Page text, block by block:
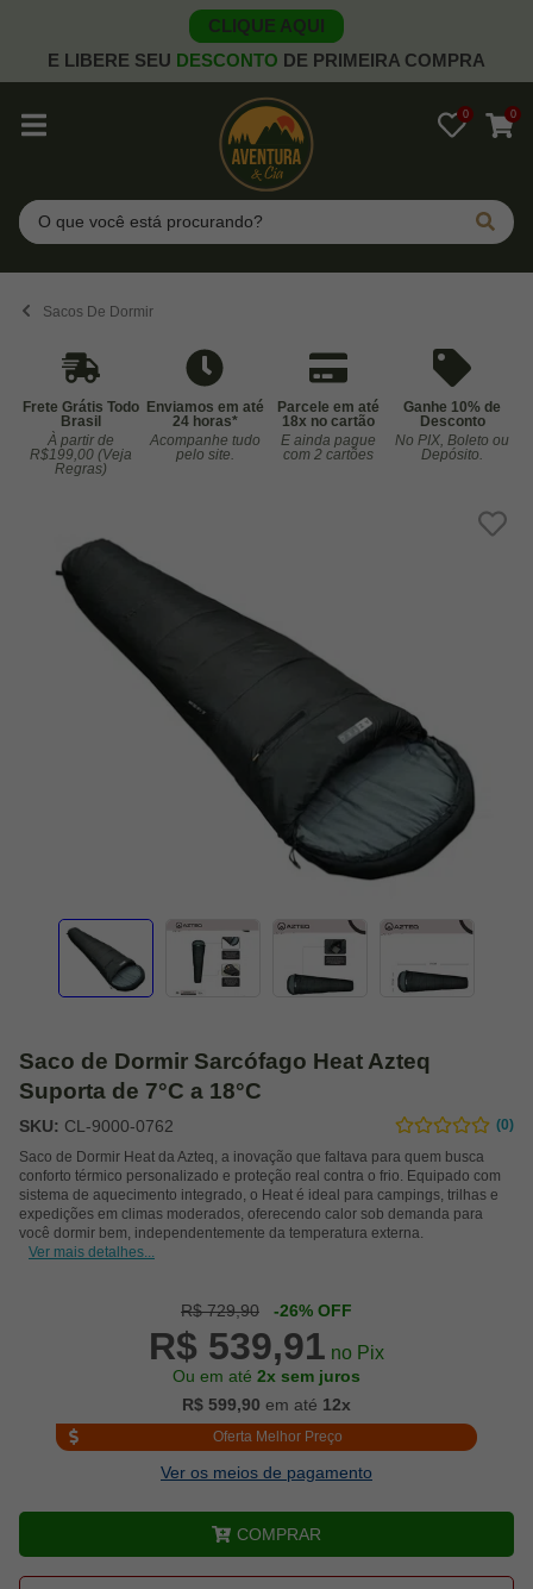
CLIQUE AQUI
E LIBERE SEU DESCONTO DE PRIMEIRA COMPRA
0 0
Pesquisar
Sacos De Dormir
Frete Grátis Todo
Brasil
À partir de
R$199,00 (Veja
Regras)
Enviamos em até
24 horas*
Acompanhe tudo
pelo site.
Parcele em até
18x no cartão
E ainda pague
com 2 cartões
Ganhe 10% de
Desconto
No PIX, Boleto ou
Depósito.
Saco de Dormir Sarcófago Heat Azteq
Suporta de 7°C a 18°C
SKU: CL-9000-0762
(0)
Saco de Dormir Heat da Azteq, a inovação que faltava para quem busca
conforto térmico personalizado e proteção real contra o frio. Equipado com
sistema de aquecimento integrado, o Heat é ideal para campings, trilhas e
expedições em climas moderados, oferecendo calor sob demanda para
você dormir bem, independentemente da temperatura externa.
Ver mais detalhes...
R$ 729,90 -26% OFF
R$ 539,91 no Pix
Ou em até 2x sem juros
R$ 599,90 em até 12x
Oferta Melhor Preço
Ver os meios de pagamento
COMPRAR